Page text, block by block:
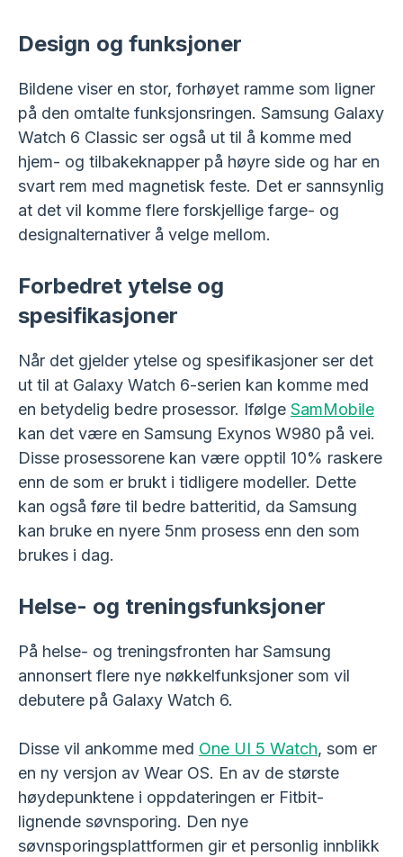
Design og funksjoner
Bildene viser en stor, forhøyet ramme som ligner
på den omtalte funksjonsringen. Samsung Galaxy
Watch 6 Classic ser også ut til å komme med
hjem- og tilbakeknapper på høyre side og har en
svart rem med magnetisk feste. Det er sannsynlig
at det vil komme flere forskjellige farge- og
designalternativer å velge mellom.
Forbedret ytelse og
spesifikasjoner
Når det gjelder ytelse og spesifikasjoner ser det
ut til at Galaxy Watch 6-serien kan komme med
en betydelig bedre prosessor. Ifølge SamMobile
kan det være en Samsung Exynos W980 på vei.
Disse prosessorene kan være opptil 10% raskere
enn de som er brukt i tidligere modeller. Dette
kan også føre til bedre batteritid, da Samsung
kan bruke en nyere 5nm prosess enn den som
brukes i dag.
Helse- og treningsfunksjoner
På helse- og treningsfronten har Samsung
annonsert flere nye nøkkelfunksjoner som vil
debutere på Galaxy Watch 6.
Disse vil ankomme med One UI 5 Watch, som er
en ny versjon av Wear OS. En av de største
høydepunktene i oppdateringen er Fitbit-
lignende søvnsporing. Den nye
søvnsporingsplattformen gir et personlig innblikk